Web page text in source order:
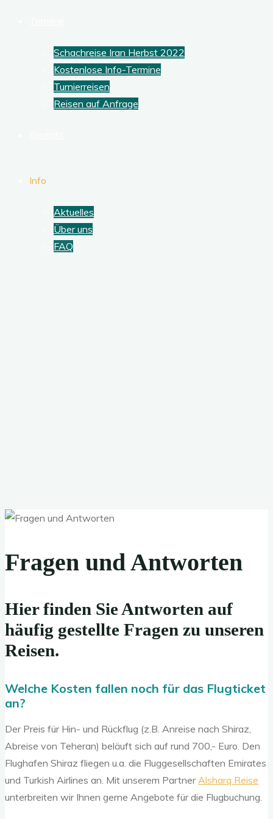
Schachreise Iran Herbst 2022
Kostenlose Info-Termine
Turnierreisen
Reisen auf Anfrage
Info
Aktuelles
Über uns
FAQ
Fragen und Antworten
Hier finden Sie Antworten auf
häufig gestellte Fragen zu unseren
Reisen.
Welche Kosten fallen noch für das Flugticket
an?
Der Preis für Hin- und Rückflug (z.B. Anreise nach Shiraz,
Abreise von Teheran) beläuft sich auf rund 700,- Euro. Den
Flughafen Shiraz fliegen u.a. die Fluggesellschaften Emirates
und Turkish Airlines an. Mit unserem Partner Alsharq Reise
unterbreiten wir Ihnen gerne Angebote für die Flugbuchung.